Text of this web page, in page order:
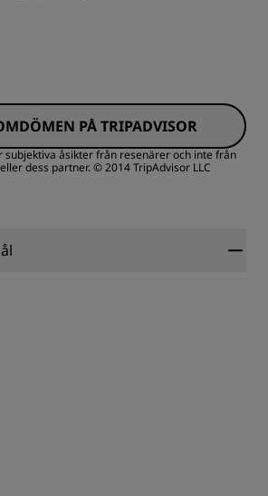
PÅ TRIPADVISOR
subjektiva åsikter från resenärer och inte från
dess partner.© 2014 TripAdvisor LLC